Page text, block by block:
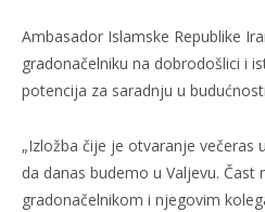
Ambasador Islamske Republike
gradonačelniku na dobrodošlici i
potencija za saradnju u
„Izložba čije je otvaranje večeras
da danas budemo u Valjevu.
gradonačelnikom i njegovim